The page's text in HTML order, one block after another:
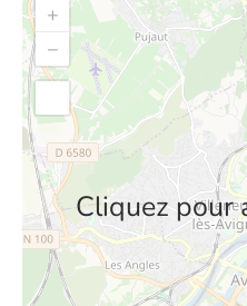
Cliquez pour
+
−